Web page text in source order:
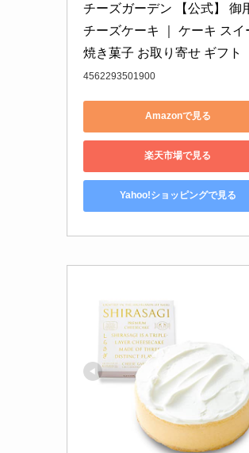
チーズガーデン 【公式】 御
チーズケーキ ｜ ケーキ スイ
焼き菓子 お取り寄せ ギフト
4562293501900
Amazonで見る
楽天市場で見る
Yahoo!ショッピングで見る